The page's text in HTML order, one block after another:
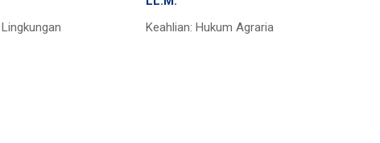
Keahlian: Hukum Agraria